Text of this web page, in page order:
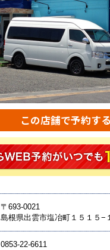
この店舗で予約する
〒693-0021
島根県出雲市塩冶町１５１５−
0853-22-6611